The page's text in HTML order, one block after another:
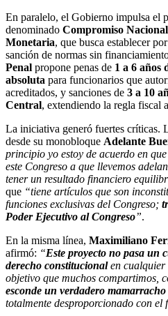
En paralelo, el Gobierno impulsa el
denominado Compromiso
Monetaria, que busca establecer
sanción de normas sin
Penal propone penas de 1 a 6 años
absoluta para funcionarios que
acreditados, y sanciones de 3 a 10
Central, extendiendo la regla fiscal
La iniciativa generó fuertes críticas.
desde su monobloque Adelante
principio yo estoy de acuerdo en
este Congreso a que llevemos
tener un resultado financiero
que “tiene artículos que son
funciones exclusivas del Congreso;
Poder Ejecutivo al Congreso”.
En la misma línea, Maximiliano
afirmó: “Este proyecto no pasa un
derecho constitucionalen cualquier
objetivo que muchos compartimos,
esconde un verdadero
totalmente desproporcionado con el